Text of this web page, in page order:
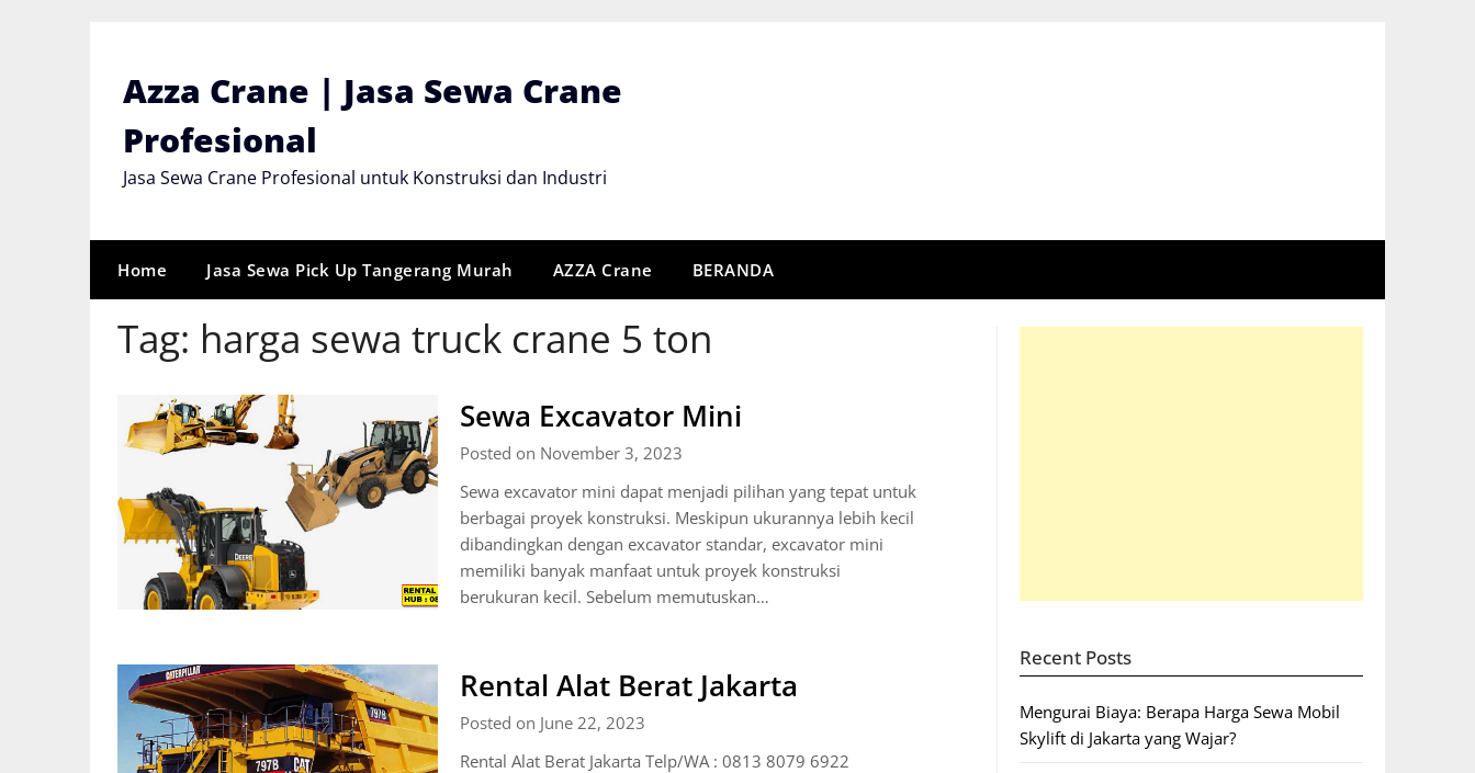
Azza Crane | Jasa Sewa Crane
Profesional
Jasa Sewa Crane Profesional untuk Konstruksi dan Industri
Home Jasa Sewa Pick Up Tangerang Murah AZZA Crane BERANDA
Tag: harga sewa truck crane 5 ton
Sewa Excavator Mini
Posted on November 3, 2023
Sewa excavator mini dapat menjadi pilihan yang tepat untuk
berbagai proyek konstruksi. Meskipun ukurannya lebih kecil
dibandingkan dengan excavator standar, excavator mini
memiliki banyak manfaat untuk proyek konstruksi
berukuran kecil. Sebelum memutuskan…
Rental Alat Berat Jakarta
Posted on June 22, 2023
Rental Alat Berat Jakarta Telp/WA : 0813 8079 6922
Recent Posts
Mengurai Biaya: Berapa Harga Sewa Mobil
Skylift di Jakarta yang Wajar?